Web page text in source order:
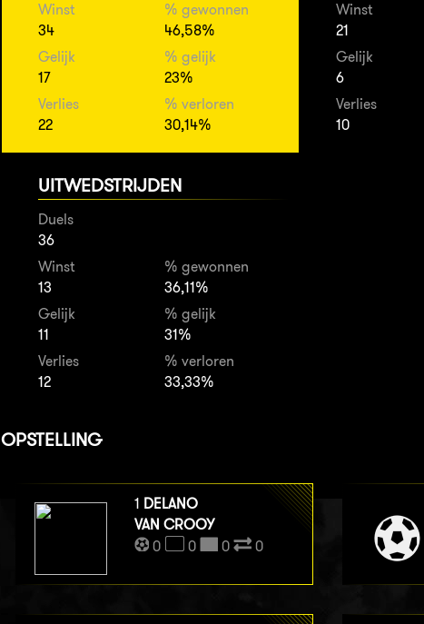
Winst
34
% gewonnen
46,58%
Gelijk
17
% gelijk
23%
Verlies
22
% verloren
30,14%
Winst
21
Gelijk
6
Verlies
10
UITWEDSTRIJDEN
Duels
36
Winst
13
% gewonnen
36,11%
Gelijk
11
% gelijk
31%
Verlies
12
% verloren
33,33%
OPSTELLING
1 DELANO
VAN CROOY
0
0 0 0